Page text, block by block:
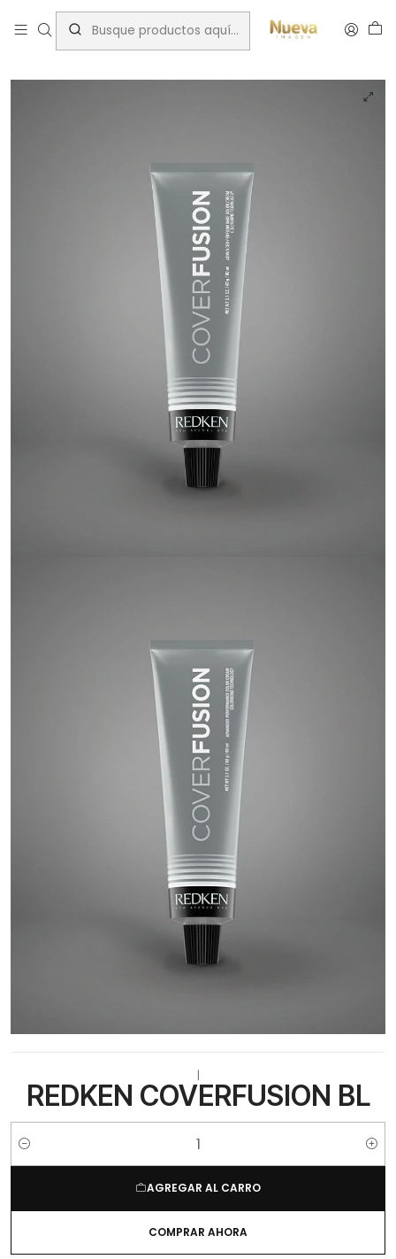
Inicio Tintes por Marca Cover Fusion Redken
REDKEN COVERFUSION BL
REDKEN COVERFUSION BL
Cantidad
AGREGAR AL CARRO
COMPRAR AHORA